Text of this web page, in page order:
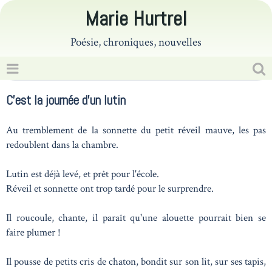
Marie Hurtrel
Poésie, chroniques, nouvelles
C'est la journée d'un lutin
Au tremblement de la sonnette du petit réveil mauve, les pas
redoublent dans la chambre.
Lutin est déjà levé, et prêt pour l'école.
Réveil et sonnette ont trop tardé pour le surprendre.
Il roucoule, chante, il paraît qu'une alouette pourrait bien se
faire plumer !
Il pousse de petits cris de chaton, bondit sur son lit, sur ses tapis,